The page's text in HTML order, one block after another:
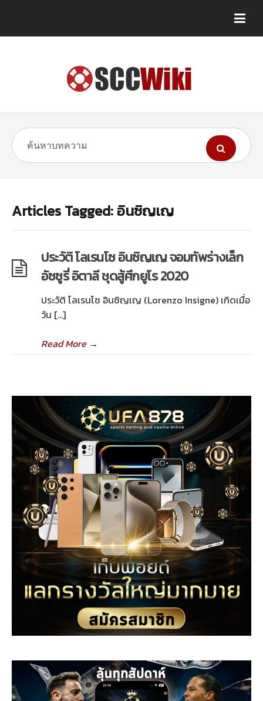
Articles Tagged: อินซิญเญ
ประวัติ โลเรนโซ อินซิญเญ จอมทัพร่างเล็ก
อัซซูรี่ อิตาลี ชุดสู้ศึกยูโร 2020
ประวัติ โลเรนโซ อินซิญเญ (Lorenzo Insigne) เกิดเมื่อ
วัน […]
Read More→